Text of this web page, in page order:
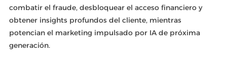
combatir el fraude, desbloquear el acceso financiero y
obtener insights profundos del cliente, mientras
potencian el marketing impulsado por IA de próxima
generación.